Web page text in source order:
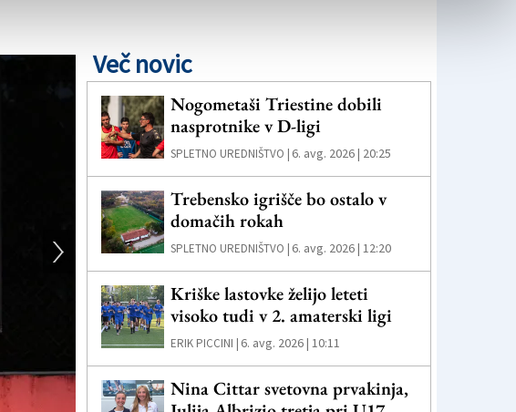
Več novic
Nogometaši Triestine dobili
nasprotnike v D-ligi
SPLETNO UREDNIŠTVO | 6. avg. 2026 | 20:25
Trebensko igrišče bo ostalo v
domačih rokah
SPLETNO UREDNIŠTVO | 6. avg. 2026 | 12:20
Kriške lastovke želijo leteti
visoko tudi v 2. amaterski ligi
ERIK PICCINI | 6. avg. 2026 | 10:11
Nina Cittar svetovna prvakinja,